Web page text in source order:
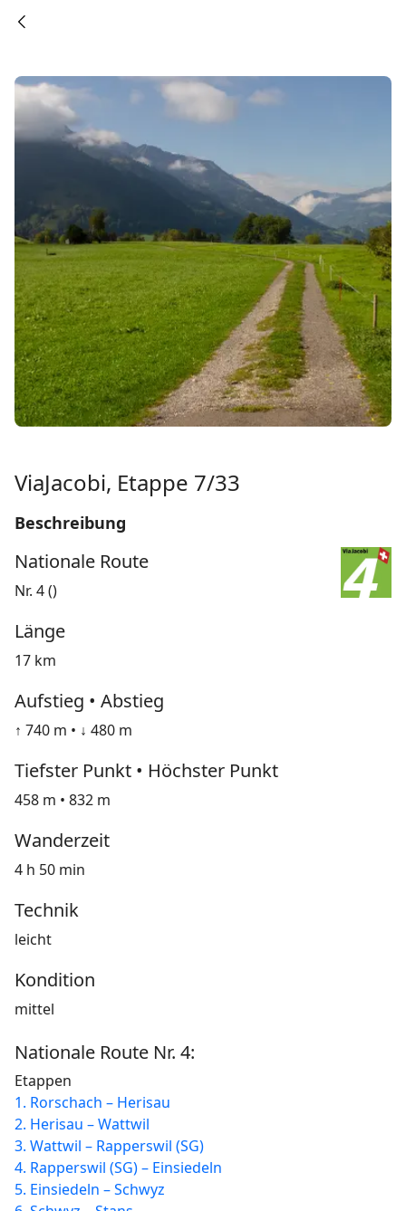
ViaJacobi, Etappe 7/33
Beschreibung
Nationale Route
Nr. 4 ()
Länge
17 km
Aufstieg • Abstieg
↑ 740 m • ↓ 480 m
Tiefster Punkt • Höchster Punkt
458 m • 832 m
Wanderzeit
4 h 50 min
Technik
leicht
Kondition
mittel
Nationale Route Nr. 4:
Etappen
1. Rorschach – Herisau
2. Herisau – Wattwil
3. Wattwil – Rapperswil (SG)
4. Rapperswil (SG) – Einsiedeln
5. Einsiedeln – Schwyz